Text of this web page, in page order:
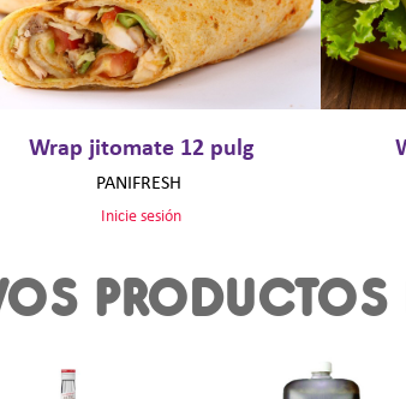
Wrap jitomate 12 pulg
PANIFRESH
Inicie sesión